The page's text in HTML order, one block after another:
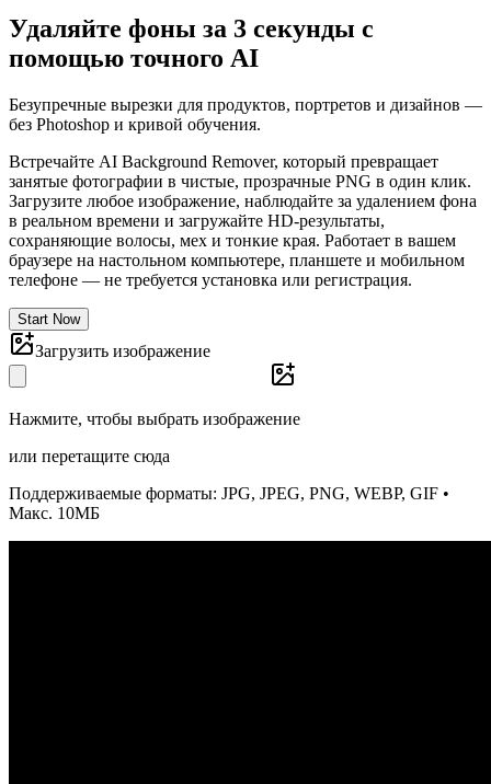
Удаляйте фоны за 3 секунды с
помощью точного AI
Безупречные вырезки для продуктов, портретов и дизайнов —
без Photoshop и кривой обучения.
Встречайте AI Background Remover, который превращает
занятые фотографии в чистые, прозрачные PNG в один клик.
Загрузите любое изображение, наблюдайте за удалением фона
в реальном времени и загружайте HD-результаты,
сохраняющие волосы, мех и тонкие края. Работает в вашем
браузере на настольном компьютере, планшете и мобильном
телефоне — не требуется установка или регистрация.
Start Now
Загрузить изображение
Нажмите, чтобы выбрать изображение
или перетащите сюда
Поддерживаемые форматы: JPG, JPEG, PNG, WEBP, GIF •
Макс. 10МБ